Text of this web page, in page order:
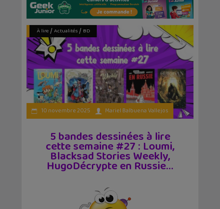
À lire/ Actualités/ BD
10 novembre 2025 Mariel Balbuena Vallejos
5 bandes dessinées à lire
cette semaine #27 : Loumi,
Blacksad Stories Weekly,
HugoDécrypte en Russie…